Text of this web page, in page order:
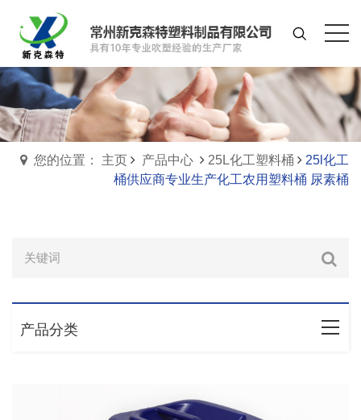
您的位置： 主页 产品中心 25L化工塑料桶
25l化工
桶供应商专业生产化工农用塑料桶 尿素桶
产品分类